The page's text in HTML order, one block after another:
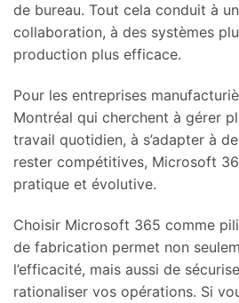
de bureau. Tout cela conduit à
collaboration, à des systèmes
production plus efficace.
Pour les entreprises
Montréal qui cherchent à gérer
travail quotidien, à s’adapter à
rester compétitives, Microsoft
pratique et évolutive.
Choisir Microsoft 365 comme
de fabrication permet non
l’efficacité, mais aussi de
rationaliser vos opérations. Si